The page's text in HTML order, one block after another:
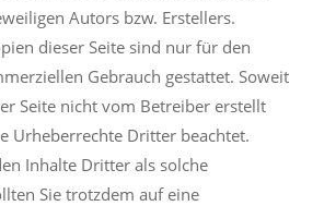
Autors bzw. Erstellers.
dieser Seite sind nur für den
Gebrauch gestattet. Soweit
Seite nicht vom Betreiber erstellt
Urheberrechte Dritter beachtet.
Inhalte Dritter als solche
Sie trotzdem auf eine